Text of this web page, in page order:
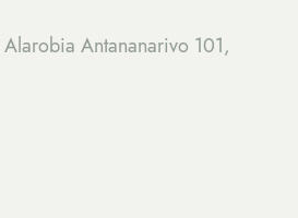
Antananarivo 101,